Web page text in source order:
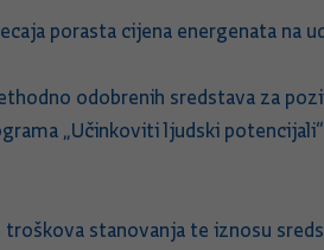
porasta cijena energenata na
odobrenih sredstava za
„Učinkoviti ljudski
stanovanja te iznosu